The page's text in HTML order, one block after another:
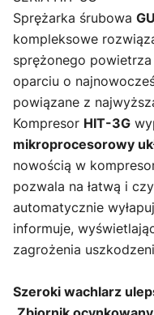
Sprężarka śrubowa
kompleksowe
sprężonego
oparciu o
powiązane z
Kompresor HIT-3G
mikroprocesorowy
nowością w
pozwala na łatwą i
automatycznie
informuje,
zagrożenia
Szeroki wachlarz